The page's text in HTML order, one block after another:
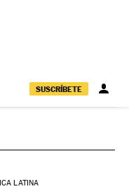
SUSCRÍBETE
LATINA